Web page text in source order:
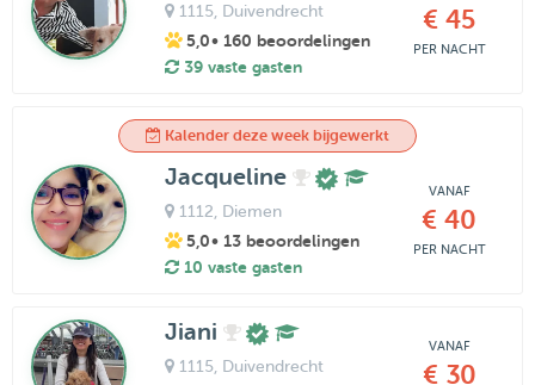
1115, Duivendrecht
5,0• 160 beoordelingen
39 vaste gasten
€ 45
PER NACHT
Kalender deze week bijgewerkt
Jacqueline
1112 , Diemen
5,0• 13 beoordelingen
10 vaste gasten
VANAF
€ 40
PER NACHT
Jiani
1115, Duivendrecht
VANAF
€ 30